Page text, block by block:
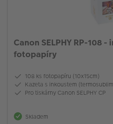
Canon SELPHY RP-108
fotopapíry
108 ks fotopapíru (10x15cm)
Kazeta s inkoustem
Pro tiskárny Canon SELPHY CP
Skladem